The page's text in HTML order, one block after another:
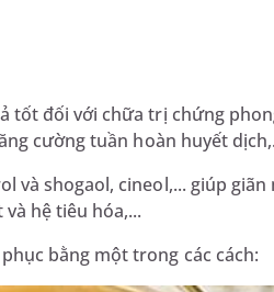
tốt đối với chữa trị chứng
cường tuần hoàn huyết
và shogaol, cineol,... giúp
hệ tiêu hóa,...
bằng một trong các cách: